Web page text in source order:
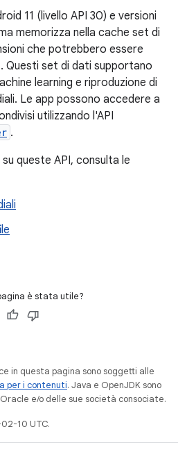
11 (livello API 30) e versioni
memorizza nella cache set di
che potrebbero essere
Questi set di dati supportano
learning e riproduzione di
Le app possono accedere a
utilizzando l'API
.
queste API, consulta le
è stata utile?
in questa pagina sono soggetti alle
per i contenuti. Java e OpenJDK sono
e/o delle sue società consociate.
10 UTC.